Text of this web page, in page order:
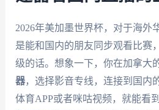
2026年美加墨世界杯，对于海外
是能和国内的朋友同步观看比赛
级的话。想象一下，你在加拿大
器，选择影音专线，连接到国内
体育APP或者咪咕视频，就能看